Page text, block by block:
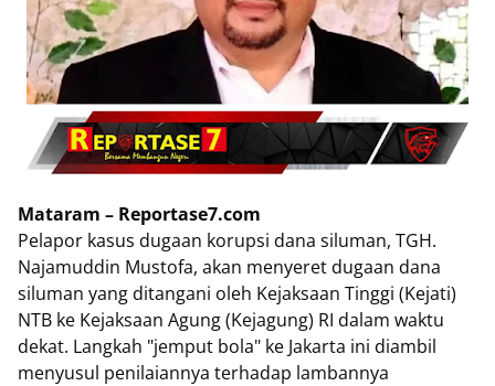
Mataram – Reportase7.com
Pelapor kasus dugaan korupsi dana siluman, TGH.
Najamuddin Mustofa, akan menyeret dugaan dana
siluman yang ditangani oleh Kejaksaan Tinggi (Kejati)
NTB ke Kejaksaan Agung (Kejagung) RI dalam waktu
dekat. Langkah "jemput bola" ke Jakarta ini diambil
menyusul penilaiannya terhadap lambannya